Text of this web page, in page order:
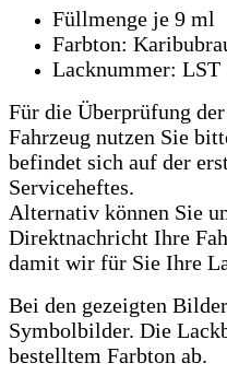
Füllmenge je 9 ml
Farbton:
Lacknummer: LST
Für die Überprüfung
Fahrzeug nutzen Sie
befindet sich auf der
Serviceheftes.
Alternativ können Sie
Direktnachricht Ihre
damit wir für Sie Ihre
Bei den gezeigten
Symbolbilder. Die
bestelltem Farbton ab.